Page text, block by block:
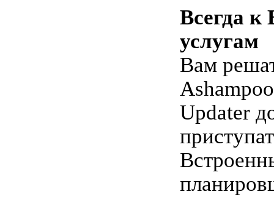
Всегда
услугам
Вам
Updater